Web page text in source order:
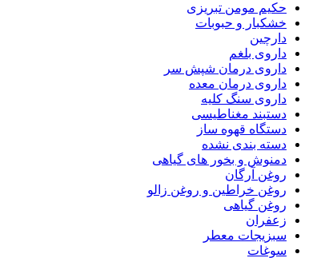
حکیم مومن تبریزی
خشکبار و حبوبات
دارچین
داروی بلغم
داروی درمان شپش سر
داروی درمان معده
داروی سنگ کلیه
دستبند مغناطیسی
دستگاه قهوه ساز
دسته بندی نشده
دمنوش و بخور های گیاهی
روغن آرگان
روغن خراطین و روغن زالو
روغن گیاهی
زعفران
سبزیجات معطر
سوغات